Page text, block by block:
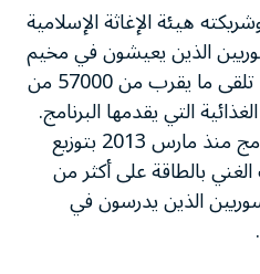
هيئة الإغاثة الإسلامية
الذين يعيشون في مخيم
دوميز. وخلال الشهر الماضي، تلقى ما يقرب من 57000 من
التي يقدمها البرنامج.
وبالإضافة إلى ذلك، قام البرنامج منذ مارس 2013 بتوزيع
الغني بالطاقة على أكثر من
الذين يدرسون في